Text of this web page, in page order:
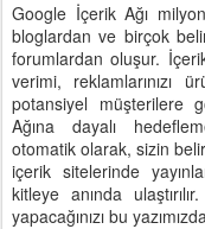
Google İçerik Ağı
bloglardan ve birçok
forumlardan oluşur.
verimi, reklamlarınızı
potansiyel müşterilere
Ağına dayalı
otomatik olarak, sizin
içerik sitelerinde
kitleye anında
yapacağınızı bu